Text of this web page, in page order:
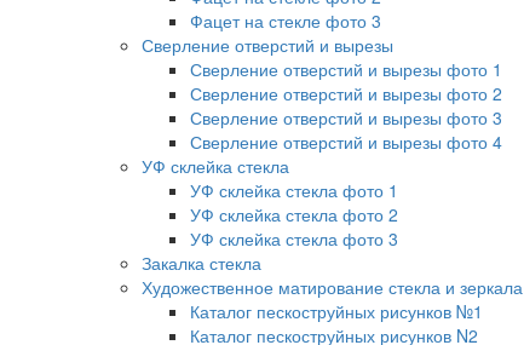
Фацет на стекле фото 3
Сверление отверстий и вырезы
Сверление отверстий и вырезы фото 1
Сверление отверстий и вырезы фото 2
Сверление отверстий и вырезы фото 3
Сверление отверстий и вырезы фото 4
УФ склейка стекла
УФ склейка стекла фото 1
УФ склейка стекла фото 2
УФ склейка стекла фото 3
Закалка стекла
Художественное матирование стекла и зеркала
Каталог пескоструйных рисунков №1
Каталог пескоструйных рисунков N2